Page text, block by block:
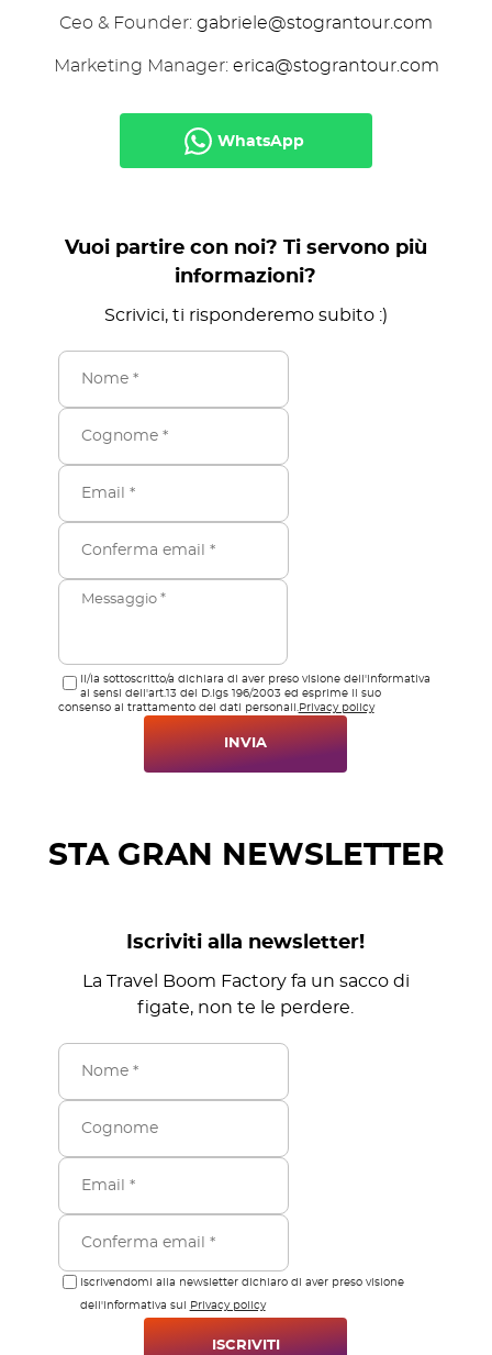
Ceo & Founder: gabriele@stograntour.com
Marketing Manager: erica@stograntour.com
WhatsApp
Vuoi partire con noi? Ti servono più
informazioni?
Scrivici, ti risponderemo subito :)
Il/la sottoscritto/a dichiara di aver preso visione dell'informativa
ai sensi dell'art.13 del D.lgs 196/2003 ed esprime il suo
consenso al trattamento dei dati personali.
Privacy policy
INVIA
STA GRAN NEWSLETTER
Iscriviti alla newsletter!
La Travel Boom Factory fa un sacco di
figate, non te le perdere.
Iscrivendomi alla newsletter dichiaro di aver preso visione
dell'informativa sul Privacy policy
ISCRIVITI